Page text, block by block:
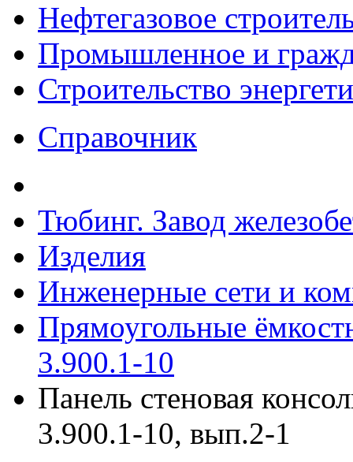
Нефтегазовое
Промышленное и
Строительство
Справочник
Тюбинг. Завод
Изделия
Инженерные сети и
Прямоугольные
3.900.1-10
Панель стеновая
3.900.1-10, вып.2-1